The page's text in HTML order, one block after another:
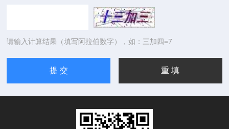
请输入计算结果（填写阿拉伯数字），如：三加四=7